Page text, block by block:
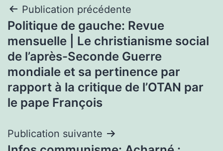
Navigation
de
l’article
Publication précédente
Politique de gauche: Revue
mensuelle | Le christianisme social
de l’après-Seconde Guerre
mondiale et sa pertinence par
rapport à la critique de l’OTAN par
le pape François
Publication suivante